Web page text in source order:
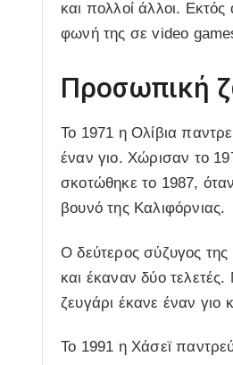
και πολλοί άλλοι. Εκτός
φωνή της σε video
Προσωπική
Το 1971 η Ολίβια
έναν γιο. Χώρισαν το
σκοτώθηκε το 1987,
βουνό της Καλιφόρνιας.
Ο δεύτερος σύζυγος
και έκαναν δύο τελετές.
ζευγάρι έκανε έναν γιο
Το 1991 η Χάσεϊ